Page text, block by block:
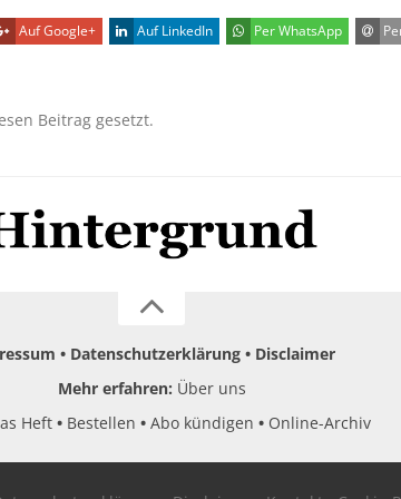
Auf Google+ Auf LinkedIn Per WhatsApp
Beitrag gesetzt.
Datenschutzerklärung
Disclaimer
Mehr erfahren: Über uns
Heft Bestellen Abo kündigen Online-Archiv